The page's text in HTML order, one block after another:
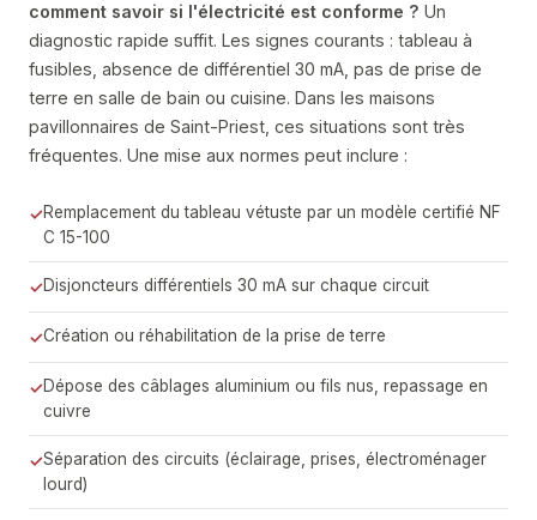
comment savoir si l'électricité est conforme ? Un
diagnostic rapide suffit. Les signes courants : tableau à
fusibles, absence de différentiel 30 mA, pas de prise de
terre en salle de bain ou cuisine. Dans les maisons
pavillonnaires de Saint-Priest, ces situations sont très
fréquentes. Une mise aux normes peut inclure :
Remplacement du tableau vétuste par un modèle certifié NF
C 15-100
Disjoncteurs différentiels 30 mA sur chaque circuit
Création ou réhabilitation de la prise de terre
Dépose des câblages aluminium ou fils nus, repassage en
cuivre
Séparation des circuits (éclairage, prises, électroménager
lourd)